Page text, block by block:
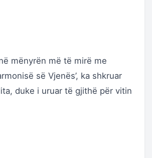
mënyrën më të mirë me
së Vjenës’, ka shkruar
duke i uruar të gjithë për vitin